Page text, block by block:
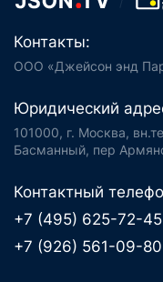
Контакты:
ООО «Джейсон энд
Юридический
101000, г. Москва,
Басманный, пер
Контактный
+7 (495) 625-72-45
+7 (926) 561-09-80